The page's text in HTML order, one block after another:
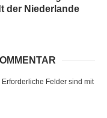
der Niederlande
Erforderliche Felder sind mit